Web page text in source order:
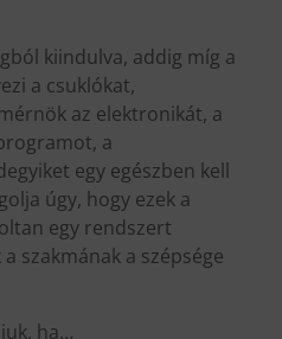
kiindulva, addig míg a
a csuklókat,
az elektronikát, a
a
egy egészben kell
úgy, hogy ezek a
egy rendszert
szakmának a szépsége
ha…